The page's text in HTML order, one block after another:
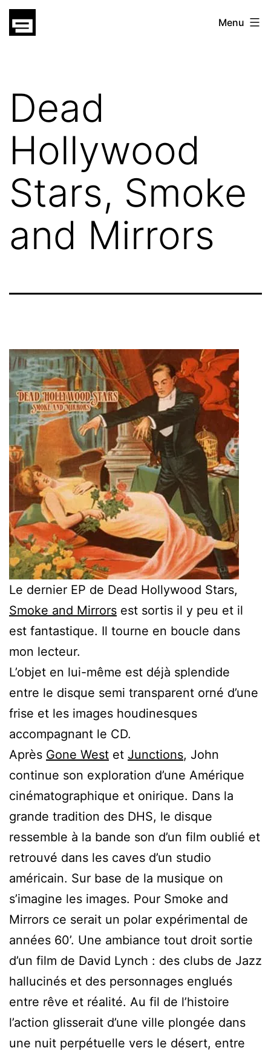
Skip
gatsu
Menu
Dead
Hollywood
Stars, Smoke
and Mirrors
Le dernier EP de Dead Hollywood Stars,
Smoke and Mirrors est sortis il y peu et il
est fantastique. Il tourne en boucle dans
mon lecteur.
L’objet en lui-même est déjà splendide
entre le disque semi transparent orné d’une
frise et les images houdinesques
accompagnant le CD.
Après Gone West et Junctions, John
continue son exploration d’une Amérique
cinématographique et onirique. Dans la
grande tradition des DHS, le disque
ressemble à la bande son d’un film oublié et
retrouvé dans les caves d’un studio
américain. Sur base de la musique on
s’imagine les images. Pour Smoke and
Mirrors ce serait un polar expérimental de
années 60’. Une ambiance tout droit sortie
d’un film de David Lynch : des clubs de Jazz
hallucinés et des personnages englués
entre rêve et réalité. Au fil de l’histoire
l’action glisserait d’une ville plongée dans
une nuit perpétuelle vers le désert, entre